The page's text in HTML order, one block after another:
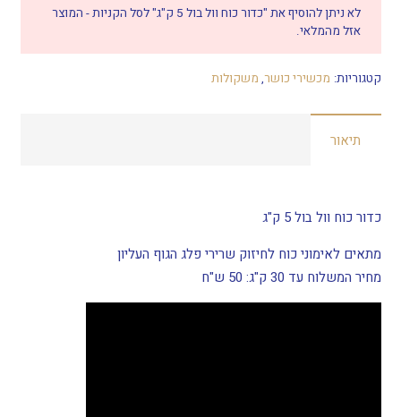
לא ניתן להוסיף את "כדור כוח וול בול 5 ק"ג" לסל הקניות - המוצר
אזל מהמלאי.
קטגוריות: מכשירי כושר, משקולות
תיאור
כדור כוח וול בול 5 ק"ג
מתאים לאימוני כוח לחיזוק שרירי פלג הגוף העליון
מחיר המשלוח עד 30 ק"ג: 50 ש"ח